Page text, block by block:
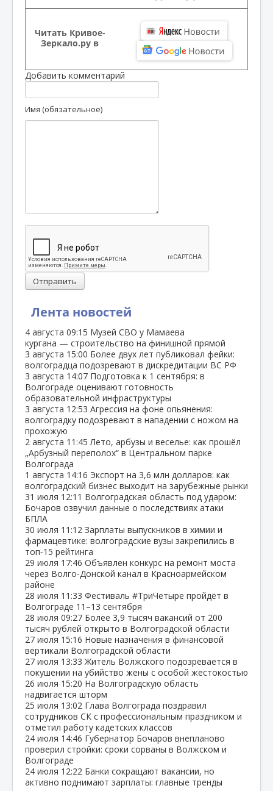
Лента новостей
4 августа 09:15 Музей СВО у Мамаева
кургана — строительство на финишной прямой
3 августа 15:00 Более двух лет публиковал фейки:
волгоградца подозревают в дискредитации ВС РФ
3 августа 14:07 Подготовка к 1 сентября: в
Волгограде оценивают готовность
образовательной инфраструктуры
3 августа 12:53 Агрессия на фоне опьянения:
волгоградку подозревают в нападении с ножом на
прохожую
2 августа 11:45 Лето, арбузы и веселье: как прошёл
„Арбузный переполох“ в Центральном парке
Волгограда
1 августа 14:16 Экспорт на 3,6 млн долларов: как
волгоградский бизнес выходит на зарубежные рынки
31 июля 12:11 Волгоградская область под ударом:
Бочаров озвучил данные о последствиях атаки
БПЛА
30 июля 11:12 Зарплаты выпускников в химии и
фармацевтике: волгоградские вузы закрепились в
топ‑15 рейтинга
29 июля 17:46 Объявлен конкурс на ремонт моста
через Волго‑Донской канал в Красноармейском
районе
28 июля 11:33 Фестиваль #ТриЧетыре пройдёт в
Волгограде 11–13 сентября
28 июля 09:27 Более 3,9 тысяч вакансий от 200
тысяч рублей открыто в Волгоградской области
27 июля 15:16 Новые назначения в финансовой
вертикали Волгоградской области
27 июля 13:33 Житель Волжского подозревается в
покушении на убийство жены с особой жестокостью
26 июля 15:20 На Волгоградскую область
надвигается шторм
25 июля 13:02 Глава Волгограда поздравил
сотрудников СК с профессиональным праздником и
отметил работу кадетских классов
24 июля 14:46 Губернатор Бочаров внепланово
проверил стройки: сроки сорваны в Волжском и
Волгограде
24 июля 12:22 Банки сокращают вакансии, но
активно поднимают зарплаты: главные тренды
Читать Кривое-
Зеркало.ру в
Добавить комментарий
Имя (обязательное)
Отправить